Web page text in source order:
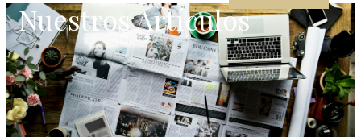
Nuestros Artículos